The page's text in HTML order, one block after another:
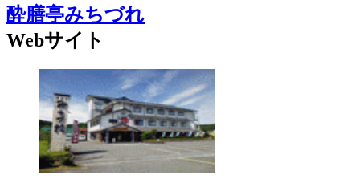
酔膳亭みちづれ
Webサイト